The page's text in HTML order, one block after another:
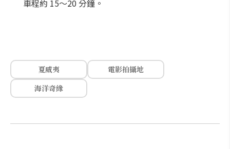
車程約 15～20 分鐘。
夏威夷
電影拍攝地
海洋奇緣